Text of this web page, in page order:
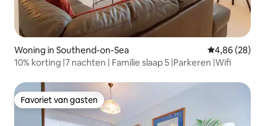
Woning in Southend-on-Sea Gemiddelde
4,86 (28)
10% korting |7 nachten | Familie slaap 5 |Parkeren |Wifi
Favoriet van gasten
Favoriet van gasten